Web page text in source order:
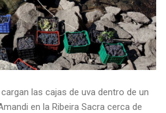
las cajas de uva dentro de un
en la Ribeira Sacra cerca de